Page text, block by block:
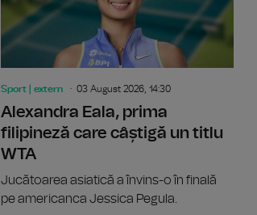
Sport | extern 03 August 2026, 14:30
Alexandra Eala, prima
filipineză care câștigă un titlu
WTA
Jucătoarea asiatică a învins-o în finală
pe americanca Jessica Pegula.